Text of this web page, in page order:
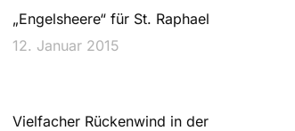
„Engelsheere“ für St. Raphael
12. Januar 2015
Vielfacher Rückenwind in der